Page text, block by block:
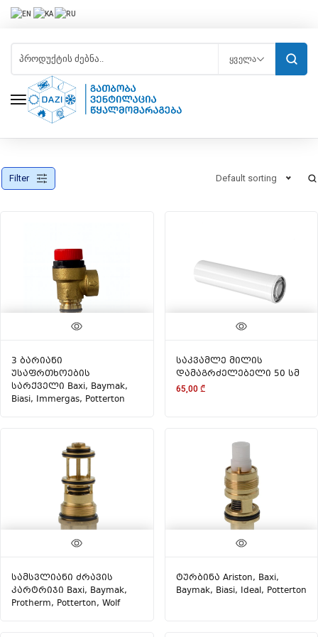
ᲧᲕᲔᲚᲐ
Filter Default sorting
3 ბარიანი
უსაფრთხოების
სარქველი Baxi, Baymak,
Biasi, Immergas, Potterton
საკვამლე მილის
დამაგრძელებელი 50 სმ
65,00 ₾
სამსვლიანი ძრავის
კარტრიჯი Baxi, Baymak,
Protherm, Potterton, Wolf
ტურბინა Ariston, Baxi,
Baymak, Biasi, Ideal, Potterton
Საცირკულაციო Ტუმბოები/პომპა